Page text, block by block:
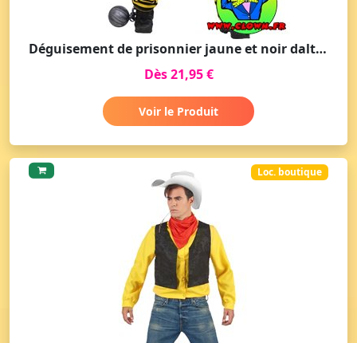
Déguisement de prisonnier jaune et noir dalton
Dès 21,95 €
Voir le Produit
Loc. boutique